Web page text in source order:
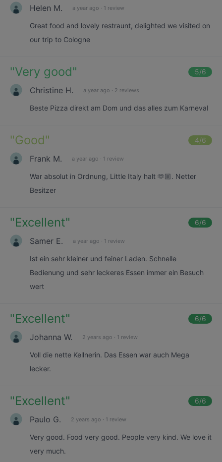
Helen M. a year ago · 1 review
Great food and lovely restraunt, delighted we visited on
our trip to Cologne
"Very good" 5/6
Christine H. a year ago · 2 reviews
Beste Pizza direkt am Dom und das alles zum Karneval
"Good" 4/6
Frank M. a year ago · 1 review
War absolut in Ordnung, Little Italy halt 🫶🏼. Netter
Besitzer
"Excellent" 6/6
Samer E. a year ago · 1 review
Ist ein sehr kleiner und feiner Laden. Schnelle
Bedienung und sehr leckeres Essen immer ein Besuch
wert
"Excellent" 6/6
Johanna W. 2 years ago · 1 review
Voll die nette Kellnerin. Das Essen war auch Mega
lecker.
"Excellent" 6/6
Paulo G. 2 years ago · 1 review
Very good. Food very good. People very kind. We love it
very much.